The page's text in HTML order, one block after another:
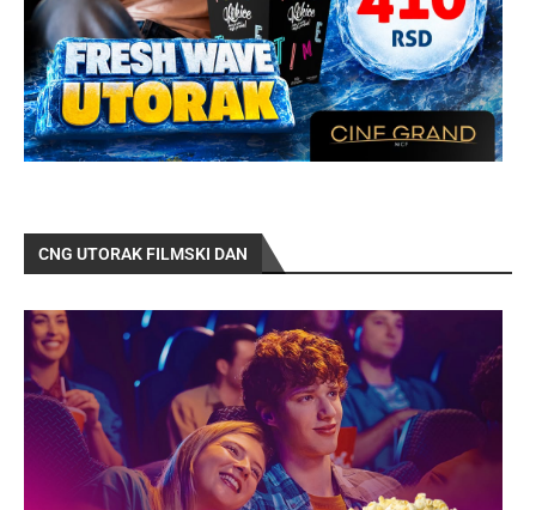
CNG UTORAK FILMSKI DAN